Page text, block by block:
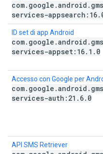
com. google .android .
services-appsearch:16.
ID set di app Android
com. google .android .
services-appset:16. 1 . 0
Accesso con Google per
com. google .android .
services-auth:21 . 6. 0
API SMS Retriever